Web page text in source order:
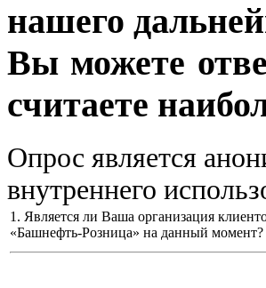
нашего
Вы можете
считаете
Опрос является
внутреннего
1. Является ли Ваша организация
«Башнефть-Розница» на данный момент?